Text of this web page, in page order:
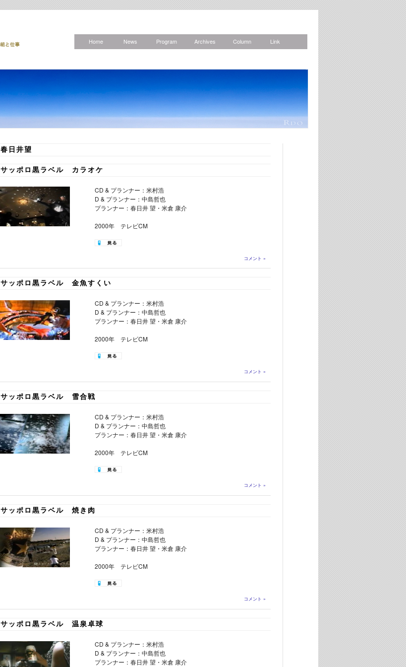
Home News Program Archives Column Link
春日井望
サッポロ黒ラベル カラオケ
CD & プランナー：米村浩
D & プランナー：中島哲也
プランナー：春日井 望・米倉 康介
2000年 テレビCM
コメント »
サッポロ黒ラベル 金魚すくい
CD & プランナー：米村浩
D & プランナー：中島哲也
プランナー：春日井 望・米倉 康介
2000年 テレビCM
コメント »
サッポロ黒ラベル 雪合戦
CD & プランナー：米村浩
D & プランナー：中島哲也
プランナー：春日井 望・米倉 康介
2000年 テレビCM
コメント »
サッポロ黒ラベル 焼き肉
CD & プランナー：米村浩
D & プランナー：中島哲也
プランナー：春日井 望・米倉 康介
2000年 テレビCM
コメント »
サッポロ黒ラベル 温泉卓球
CD & プランナー：米村浩
D & プランナー：中島哲也
プランナー：春日井 望・米倉 康介